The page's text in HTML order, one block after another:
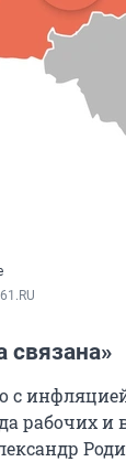
связана»
рабочих